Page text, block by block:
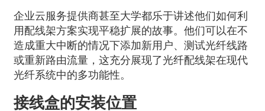
企业云服务提供商甚至大学都乐于讲述他们如何利
用配线架方案实现平稳扩展的故事。他们可以在不
造成重大中断的情况下添加新用户、测试光纤线路
或重新路由流量，这充分展现了光纤配线架在现代
光纤系统中的多功能性。
接线盒的安装位置